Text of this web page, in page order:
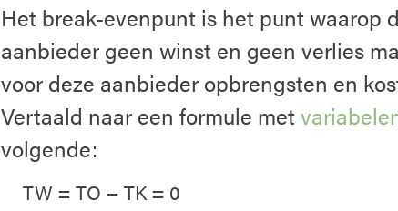
Het break-evenpunt is het punt waarop
aanbieder geen winst en geen verlies
voor deze aanbieder opbrengsten en
Vertaald naar een formule met
volgende:
TW = TO − TK = 0